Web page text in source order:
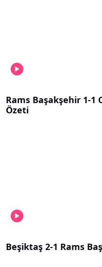
Rams Başakşehir 1-1
Özeti
Beşiktaş 2-1 Rams